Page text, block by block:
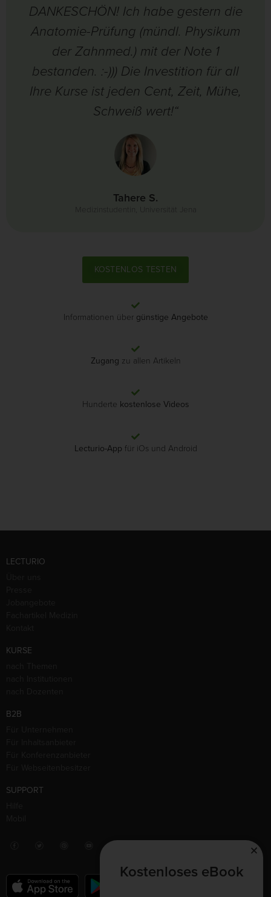
DANKESCHÖN! Ich habe gestern die
Anatomie-Prüfung (mündl. Physikum
der Zahnmed.) mit der Note 1
bestanden. :-))) Die Investition für all
Ihre Kurse ist jeden Cent, Zeit, Mühe,
Schweiß wert!“
Tahere S.
Medizinstudentin, Universität Jena
KOSTENLOS TESTEN
Informationen über günstige Angebote
Zugang zu allen Artikeln
Hunderte kostenlose Videos
Lecturio-App für iOs und Android
LECTURIO
KURSE
B2B
SUPPORT
Kostenloses eBook